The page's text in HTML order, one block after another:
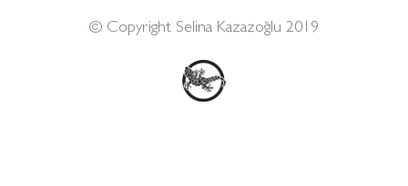
© Copyright Selina Kazazoğlu 2019